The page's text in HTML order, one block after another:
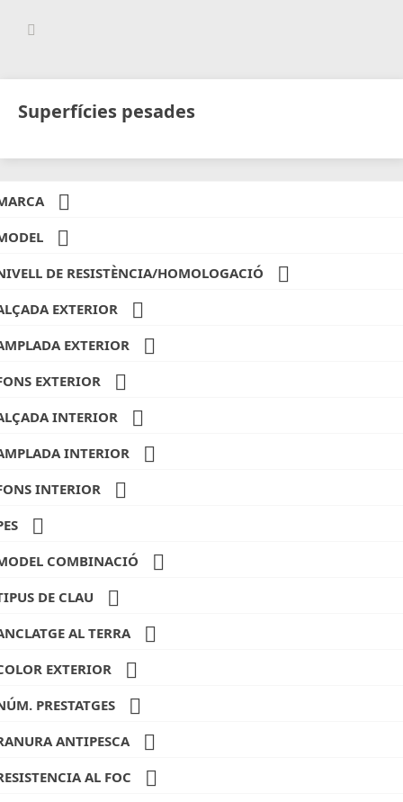
Superfícies pesades


DE RESISTÈNCIA/HOMOLOGACIÓ 
EXTERIOR 
EXTERIOR 
EXTERIOR 
INTERIOR 
INTERIOR 
INTERIOR 

COMBINACIÓ 
DE CLAU 
AL TERRA 
EXTERIOR 
PRESTATGES 
ANTIPESCA 
AL FOC 